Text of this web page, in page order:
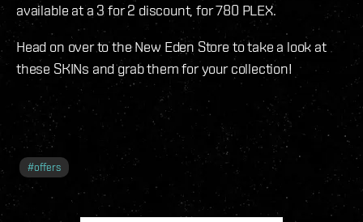
available at a 3 for 2 discount, for 780 PLEX.
Head on over to the New Eden Store to take a look at
these SKINs and grab them for your collection!
#offers